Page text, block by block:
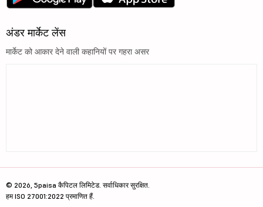
अंडर मार्केट लेंस
मार्केट को आकार देने वाली कहानियों पर गहरा असर
© 2026, 5paisa कैपिटल लिमिटेड. सर्वाधिकार सुरक्षित.
हम ISO 27001:2022 प्रमाणित हैं.